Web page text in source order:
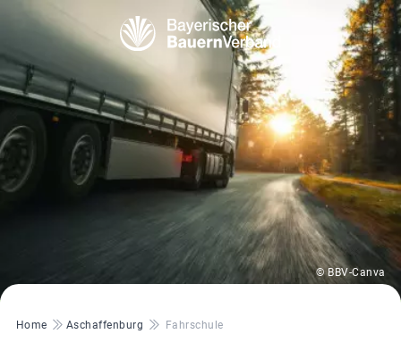
© BBV-Canva
Pfadnavigation
Home Aschaffenburg Fahrschule